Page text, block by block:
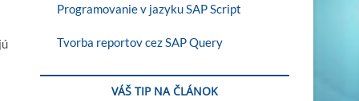
Programovanie v jazyku SAP Script
Tvorba reportov cez SAP Query
VÁŠ TIP NA ČLÁNOK